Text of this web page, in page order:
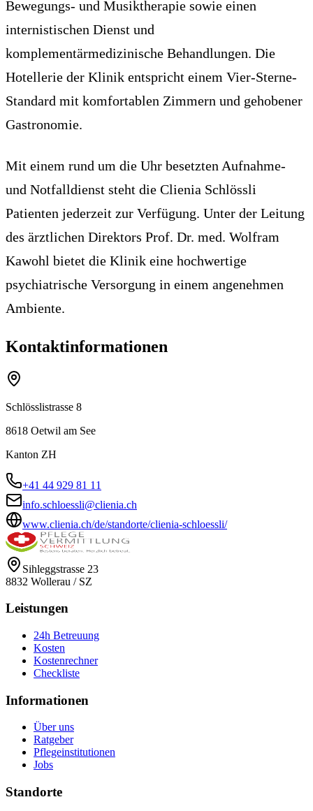
Bewegungs- und Musiktherapie sowie einen
internistischen Dienst und
komplementärmedizinische Behandlungen. Die
Hotellerie der Klinik entspricht einem Vier-Sterne-
Standard mit komfortablen Zimmern und gehobener
Gastronomie.
Mit einem rund um die Uhr besetzten Aufnahme-
und Notfalldienst steht die Clienia Schlössli
Patienten jederzeit zur Verfügung. Unter der Leitung
des ärztlichen Direktors Prof. Dr. med. Wolfram
Kawohl bietet die Klinik eine hochwertige
psychiatrische Versorgung in einem angenehmen
Ambiente.
Kontaktinformationen
Schlösslistrasse 8
8618 Oetwil am See
Kanton ZH
+41 44 929 81 11
info.schloessli@clienia.ch
www.clienia.ch/de/standorte/clienia-schloessli/
Sihleggstrasse 23
8832 Wollerau / SZ
Leistungen
24h Betreuung
Kosten
Kostenrechner
Checkliste
Informationen
Über uns
Ratgeber
Pflegeinstitutionen
Jobs
Standorte